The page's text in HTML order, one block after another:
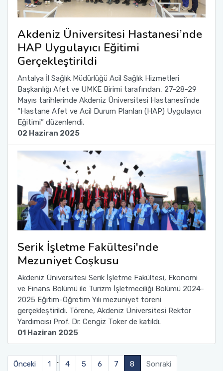
Akdeniz Üniversitesi Hastanesi’nde
HAP Uygulayıcı Eğitimi
Gerçekleştirildi
Antalya İl Sağlık Müdürlüğü Acil Sağlık Hizmetleri
Başkanlığı Afet ve UMKE Birimi tarafından, 27-28-29
Mayıs tarihlerinde Akdeniz Üniversitesi Hastanesi’nde
“Hastane Afet ve Acil Durum Planları (HAP) Uygulayıcı
Eğitimi” düzenlendi.
02 Haziran 2025
Serik İşletme Fakültesi'nde
Mezuniyet Coşkusu
Akdeniz Üniversitesi Serik İşletme Fakültesi, Ekonomi
ve Finans Bölümü ile Turizm İşletmeciliği Bölümü 2024-
2025 Eğitim-Öğretim Yılı mezuniyet töreni
gerçekleştirildi. Törene, Akdeniz Üniversitesi Rektör
Yardımcısı Prof. Dr. Cengiz Toker de katıldı.
01 Haziran 2025
Önceki 1 .. 4 5 6 7 8 Sonraki